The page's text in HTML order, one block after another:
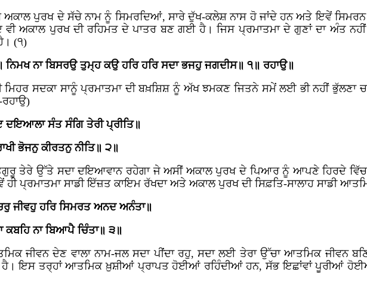
ਪੁਰਖ ਦੇ ਸੱਚੇ ਨਾਮ ਨੂੰ ਸਿਮਰਦਿਆਂ, ਸਾਰੇ ਦੁੱਖ-ਕਲੇਸ਼ ਨਾਸ ਹੋ ਜਾਂਦੇ ਹਨ ਅਤੇ ਇਵੇਂ ਸਿਮਰਨ
ਵੀ ਅਕਾਲ ਪੁਰਖ ਦੀ ਰਹਿਮਤ ਦੇ ਪਾਤਰ ਬਣ ਗਈ ਹੈ। ਜਿਸ ਪ੍ਰਮਾਤਮਾ ਦੇ ਗੁਣਾਂ ਦਾ ਅੰਤ
(੧)
ਨਿਮਖ ਨਾ ਬਿਸਰਉ ਤੁਮ੍ਹ ਕਉ ਹਰਿ ਹਰਿ ਸਦਾ ਭਜਹੁ ਜਗਦੀਸ॥ ੧॥ ਰਹਾਉ॥
ਸਦਕਾ ਸਾਨੂੰ ਪ੍ਰਮਾਤਮਾ ਦੀ ਬਖ਼ਸ਼ਿਸ਼ ਨੂੰ ਅੱਖ ਝਮਕਣ ਜਿਤਨੇ ਸਮੇਂ ਲਈ ਭੀ ਨਹੀਂ ਭੁੱਲਣਾ
ਰਹਾਉ)
ਸੰਤ ਸੰਗਿ ਤੇਰੀ ਪ੍ਰੀਤਿ॥
ਭੋਜਨੁ ਕੀਰਤਨੁ ਨੀਤਿ॥ ੨॥
ਤੇਰੇ ਉੱਤੇ ਸਦਾ ਦਇਆਵਾਨ ਰਹੇਗਾ ਜੇ ਅਸੀਂ ਅਕਾਲ ਪੁਰਖ ਦੇ ਪਿਆਰ ਨੂੰ ਆਪਣੇ ਹਿਰਦੇ ਵਿੱਚ
ਹੀ ਪ੍ਰਮਾਤਮਾ ਸਾਡੀ ਇੱਜ਼ਤ ਕਾਇਮ ਰੱਖਦਾ ਅਤੇ ਅਕਾਲ ਪੁਰਖ ਦੀ ਸਿਫ਼ਤਿ-ਸਾਲਾਹ ਸਾਡੀ
ਜੀਵਹੁ ਹਰਿ ਸਿਮਰਤ ਅਨਦ ਅਨੰਤਾ॥
ਨਾ ਬਿਆਪੈ ਚਿੰਤਾ॥ ੩॥
ਜੀਵਨ ਦੇਣ ਵਾਲਾ ਨਾਮ-ਜਲ ਸਦਾ ਪੀਂਦਾ ਰਹੁ, ਸਦਾ ਲਈ ਤੇਰਾ ਉੱਚਾ ਆਤਮਿਕ ਜੀਵਨ
ਇਸ ਤਰ੍ਹਾਂ ਆਤਮਿਕ ਖ਼ੁਸ਼ੀਆਂ ਪ੍ਰਾਪਤ ਹੋਈਆਂ ਰਹਿੰਦੀਆਂ ਹਨ, ਸੱਭ ਇਛਾਂਵਾਂ ਪੂਰੀਆਂ ਹੋਈਆਂ